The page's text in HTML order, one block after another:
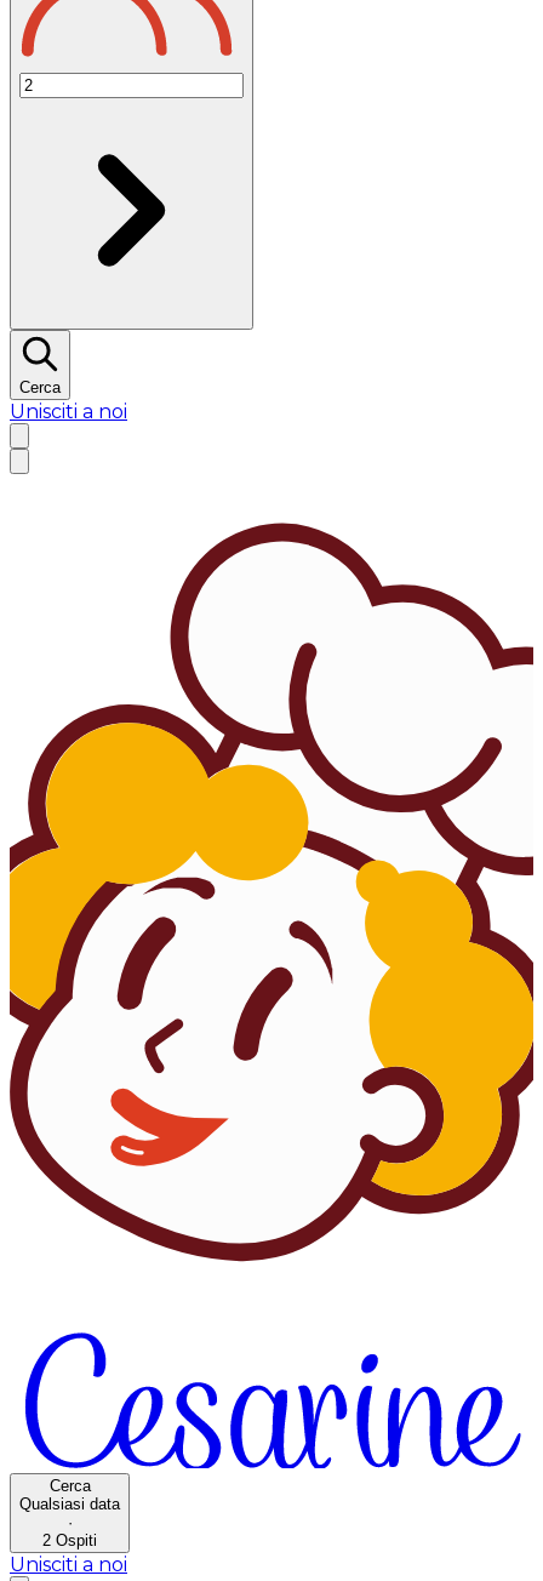
Cerca
Unisciti a noi
Cerca
Qualsiasi data
·
2 Ospiti
Unisciti a noi